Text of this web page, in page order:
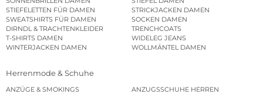
STIEFELETTEN FÜR DAMEN
STRICKJACKEN DAMEN
SWEATSHIRTS FÜR DAMEN
SOCKEN DAMEN
DIRNDL & TRACHTENKLEIDER
TRENCHCOATS
T-SHIRTS DAMEN
WIDELEG JEANS
WINTERJACKEN DAMEN
WOLLMÄNTEL DAMEN
Herrenmode & Schuhe
ANZÜGE & SMOKINGS
ANZUGSSCHUHE HERREN